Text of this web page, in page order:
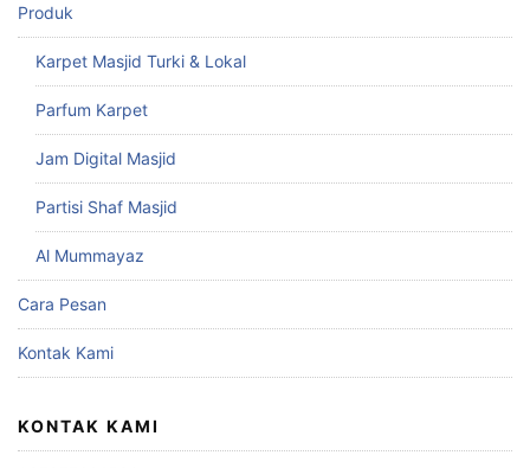
Produk
Karpet Masjid Turki & Lokal
Parfum Karpet
Jam Digital Masjid
Partisi Shaf Masjid
Al Mummayaz
Cara Pesan
Kontak Kami
KONTAK KAMI